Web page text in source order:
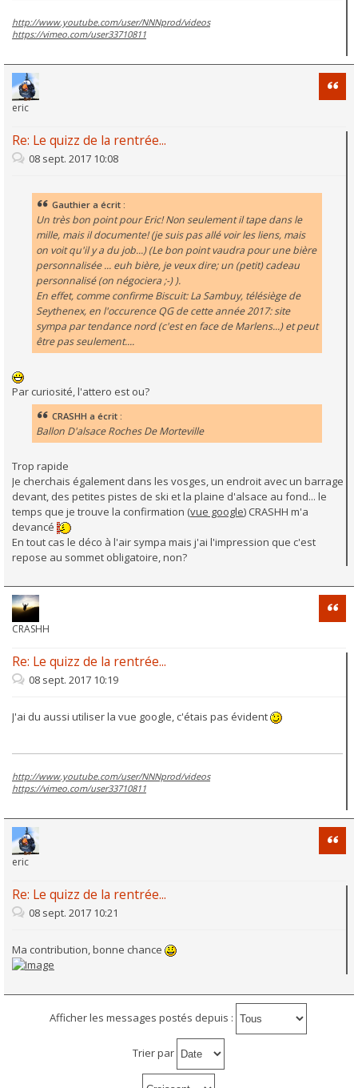
http://www.youtube.com/user/NNNprod/videos
https://vimeo.com/user33710811
eric
Re: Le quizz de la rentrée...
08 sept. 2017 10:08
Gauthier a écrit :
Un très bon point pour Eric! Non seulement il tape dans le
mille, mais il documente! (je suis pas allé voir les liens, mais
on voit qu'il y a du job...) (Le bon point vaudra pour une bière
personnalisée ... euh bière, je veux dire; un (petit) cadeau
personnalisé (on négociera ;-) ).
En effet, comme confirme Biscuit: La Sambuy, télésiège de
Seythenex, en l'occurence QG de cette année 2017: site
sympa par tendance nord (c'est en face de Marlens...) et peut
être pas seulement....
Par curiosité, l'attero est ou?
CRASHH a écrit :
Ballon D'alsace Roches De Morteville
Trop rapide
Je cherchais également dans les vosges, un endroit avec un barrage
devant, des petites pistes de ski et la plaine d'alsace au fond... le
temps que je trouve la confirmation (vue google) CRASHH m'a
devancé
En tout cas le déco à l'air sympa mais j'ai l'impression que c'est
repose au sommet obligatoire, non?
CRASHH
Re: Le quizz de la rentrée...
08 sept. 2017 10:19
J'ai du aussi utiliser la vue google, c'étais pas évident
http://www.youtube.com/user/NNNprod/videos
https://vimeo.com/user33710811
eric
Re: Le quizz de la rentrée...
08 sept. 2017 10:21
Ma contribution, bonne chance
Afficher les messages postés depuis :
Trier par